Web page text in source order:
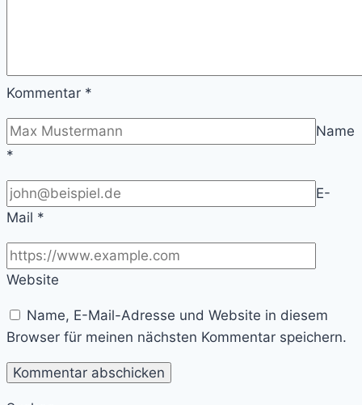
Kommentar *
Name
*
E-
Mail *
Website
Name, E-Mail-Adresse und Website in diesem
Browser für meinen nächsten Kommentar speichern.